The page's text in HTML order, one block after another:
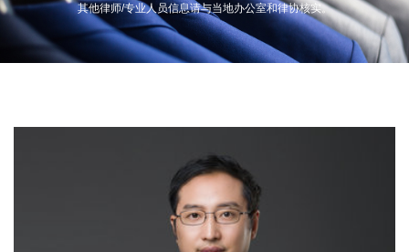
其他律师/专业人员信息请与当地办公室和律协核实。